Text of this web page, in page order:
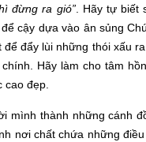
đừng ra gió”. Hãy tự biết
cậy dựa vào ân sủng
đẩy lùi những thói xấu
Hãy làm cho tâm
đẹp.
mình thành những cánh
nơi chất chứa những